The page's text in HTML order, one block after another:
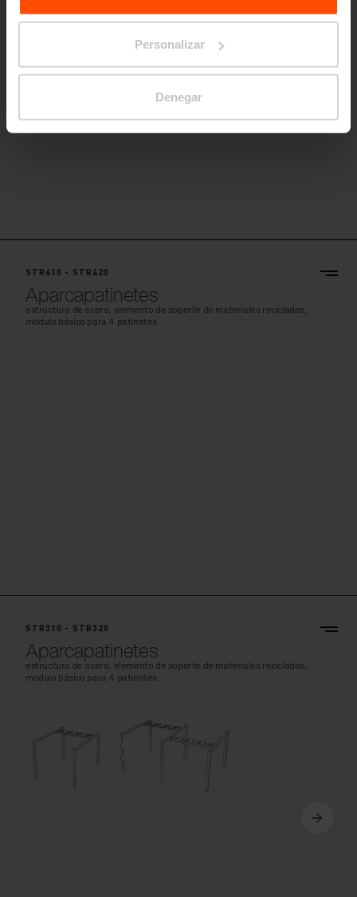
Personalizar
Denegar
STR410 - STR420
Aparcapatinetes
estructura de acero, elemento de soporte de materiales reciclados,
modulo básico para 4 patinetes
STR310 - STR320
Aparcapatinetes
estructura de acero, elemento de soporte de materiales reciclados,
modulo básico para 4 patinetes